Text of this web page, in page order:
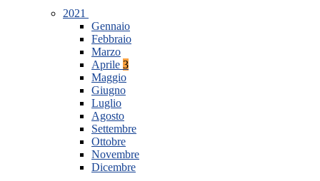
2021
Gennaio
Febbraio
Marzo
Aprile 3
Maggio
Giugno
Luglio
Agosto
Settembre
Ottobre
Novembre
Dicembre